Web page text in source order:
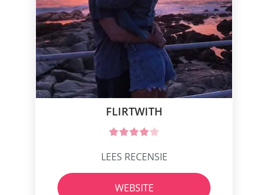
FLIRTWITH
LEES RECENSIE
WEBSITE